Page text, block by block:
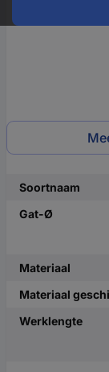
Soortnaam
Gat-Ø
Materiaal
Materiaal
Werklengte